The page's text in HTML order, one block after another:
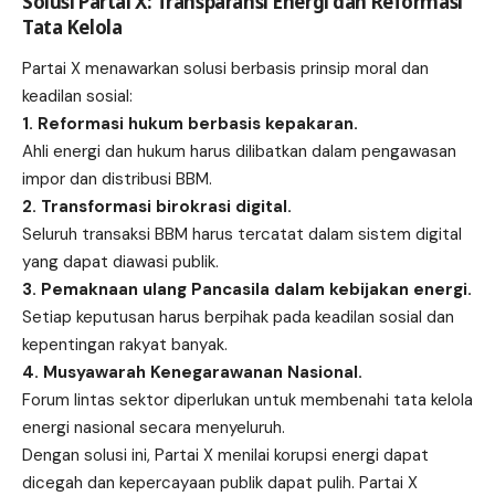
Tata Kelola
Partai X menawarkan solusi berbasis prinsip moral dan
keadilan sosial:
1. Reformasi hukum berbasis kepakaran.
Ahli energi dan hukum harus dilibatkan dalam pengawasan
impor dan distribusi BBM.
2. Transformasi birokrasi digital.
Seluruh transaksi BBM harus tercatat dalam sistem digital
yang dapat diawasi publik.
3. Pemaknaan ulang Pancasila dalam kebijakan energi.
Setiap keputusan harus berpihak pada keadilan sosial dan
kepentingan rakyat banyak.
4. Musyawarah Kenegarawanan Nasional.
Forum lintas sektor diperlukan untuk membenahi tata kelola
energi nasional secara menyeluruh.
Dengan solusi ini, Partai X menilai korupsi energi dapat
dicegah dan kepercayaan publik dapat pulih. Partai X